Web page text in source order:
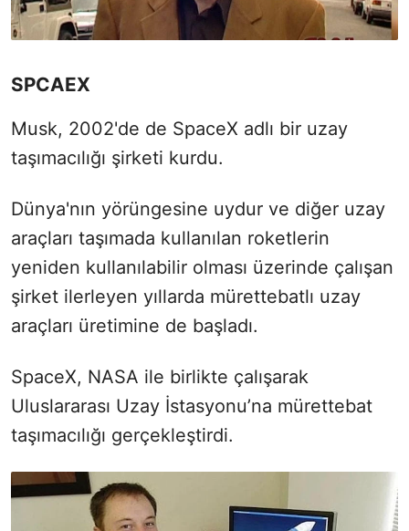
SPCAEX
Musk, 2002'de de SpaceX adlı bir uzay
taşımacılığı şirketi kurdu.
Dünya'nın yörüngesine uydur ve diğer uzay
araçları taşımada kullanılan roketlerin
yeniden kullanılabilir olması üzerinde çalışan
şirket ilerleyen yıllarda mürettebatlı uzay
araçları üretimine de başladı.
SpaceX, NASA ile birlikte çalışarak
Uluslararası Uzay İstasyonu’na mürettebat
taşımacılığı gerçekleştirdi.